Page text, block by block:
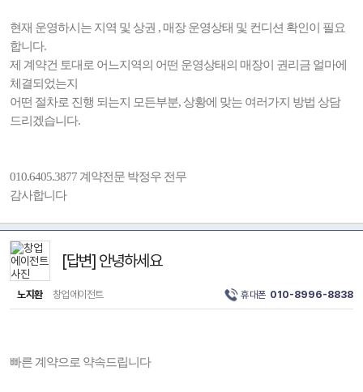
현재 운영하시는 지역 및 상권 , 매장 운영상태 및 컨디션 확인이 필요
합니다.
제 계약건 토대로 어느지역의 어떤 운영상태의 매장이 권리금 얼마에
체결되었는지
어떤 절차로 진행 되는지 모든부분, 상황에 맞는 여러가지 방법 상담
드리겠습니다.
010.6405.3877 계약전문 박정우 전무
감사합니다
[답변] 안녕하세요
노지환 창업에이전트 휴대폰 010-8996-8838
빠른 계약으로 약속드립니다